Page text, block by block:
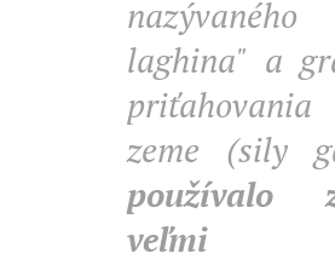
laghina" a
priťahovania
zeme (sily
používalo
veľmi